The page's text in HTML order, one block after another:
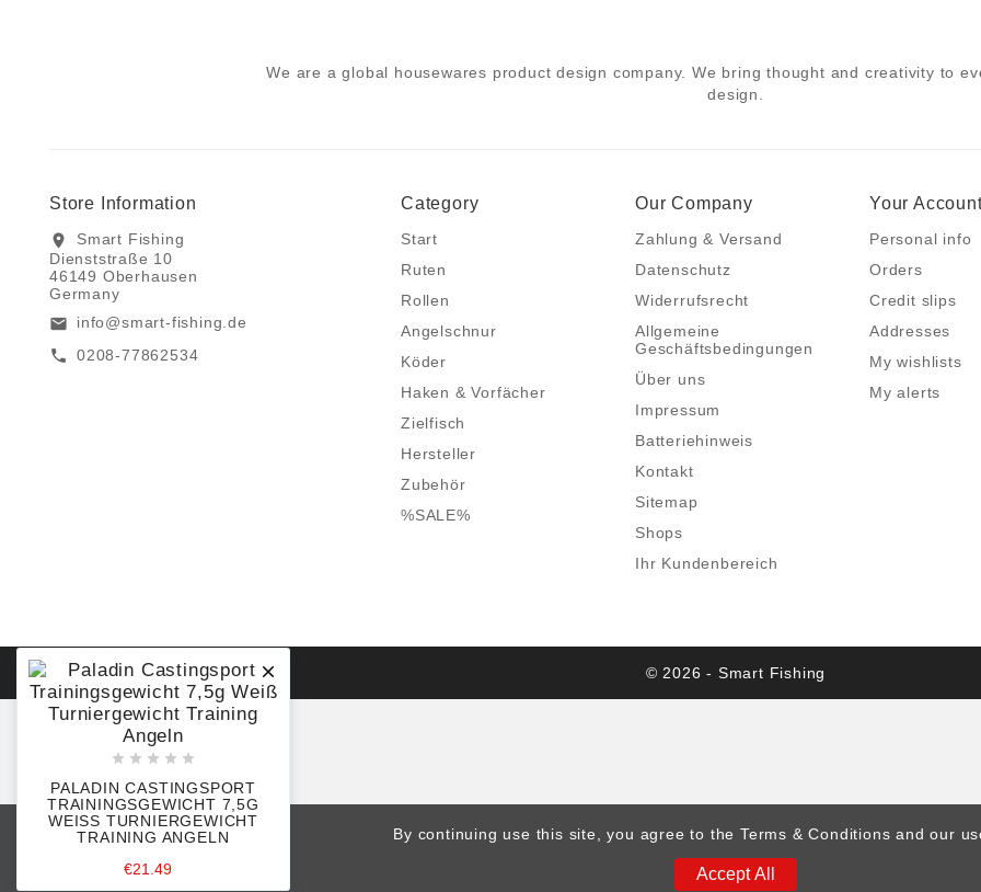
By continuing use this site, you agree to the Terms & Conditions and our
Accept All

    
PALADIN CASTINGSPORT
TRAININGSGEWICHT 7,5G
WEISS TURNIERGEWICHT T
RAINING ANGELN
€21.49
We are a global housewares product design company. We bring thought and creativity to
design.
Store Information
location_on
Smart Fishing
Dienststraße 10
46149 Oberhausen
Germany
email info@smart-fishing.de
call 0208-77862534
Category
Start
Ruten
Rollen
Angelschnur
Köder
Haken & Vorfächer
Zielfisch
Hersteller
Zubehör
%SALE%
Our Company
Zahlung & Versand
Datenschutz
Widerrufsrecht
Allgemeine
Geschäftsbedingungen
Über uns
Impressum
Batteriehinweis
Kontakt
Sitemap
Shops
Ihr Kundenbereich
Your
Personal info
Orders
Credit slips
Addresses
My wishlists
My alerts
© 2026 - Smart Fishing